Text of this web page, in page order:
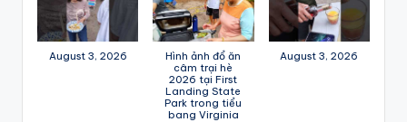
August 3, 2026
Hình ảnh đổ ăn
câm trại hè
2026 tại First
Landing State
Park trong tiểu
bang Virginia
August 3, 2026